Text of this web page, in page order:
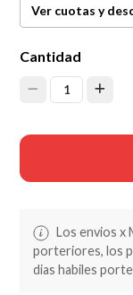
Ver cuotas y
Cantidad
1
Los envios x
porteriores, los
dias habiles